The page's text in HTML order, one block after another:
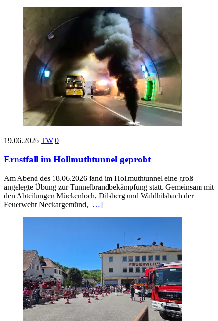
19.06.2026 TW 0
Ernstfall im Hollmuthtunnel geprobt
Am Abend des 18.06.2026 fand im Hollmuthtunnel eine groß
angelegte Übung zur Tunnelbrandbekämpfung statt. Gemeinsam mit
den Abteilungen Mückenloch, Dilsberg und Waldhilsbach der
Feuerwehr Neckargemünd, […]